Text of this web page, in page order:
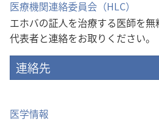
医療機関連絡委員会（HLC）
エホバの証人を治療する医師を
代表者と連絡をお取りください。
連絡先
医学情報